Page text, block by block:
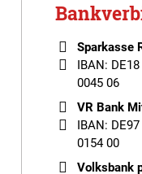
Sparkasse
IBAN:
0045 06
VR Bank
IBAN:
0154 00
Volksbank